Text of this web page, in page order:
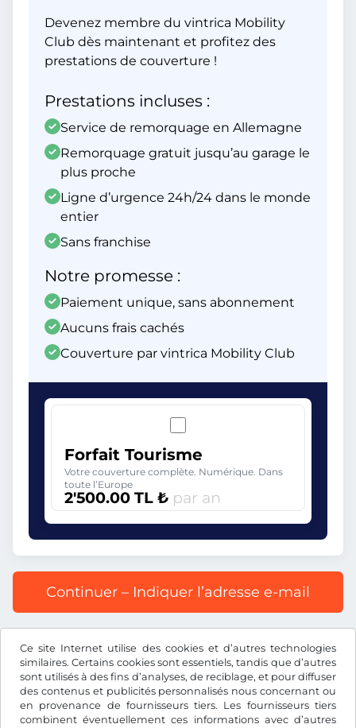
Ce site Internet utilise des cookies et d’autres technologies
similaires. Certains cookies sont essentiels, tandis que d’autres
sont utilisés à des fins d’analyses, de reciblage, et pour diffuser
des contenus et publicités personnalisés nous concernant ou
en provenance de fournisseurs tiers. Les fournisseurs tiers
combinent éventuellement ces informations avec d’autres
Devenez membre du vintrica Mobility
Club dès maintenant et profitez des
prestations de couverture !
Prestations incluses :
Service de remorquage en Allemagne
Remorquage gratuit jusqu’au garage le
plus proche
Ligne d’urgence 24h/24 dans le monde
entier
Sans franchise
Notre promesse :
Paiement unique, sans abonnement
Aucuns frais cachés
Couverture par vintrica Mobility Club
Forfait Tourisme
Votre couverture complète. Numérique. Dans
toute l’Europe
2'500.00 TL ₺ par an
Continuer – Indiquer l’adresse e-mail
compris les frais d’enregistrement et la TVA.